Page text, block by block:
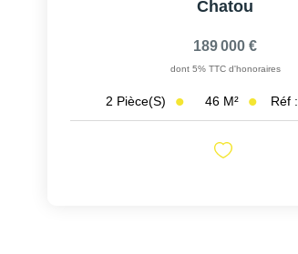
Chatou
189 000 €
dont 5% TTC d'honoraires
2 Pièce(s) 46 M² Réf :